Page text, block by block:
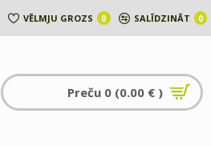
VĒLMJU GROZS 0 SALĪDZINĀT 0
Preču 0 (0.00 € )